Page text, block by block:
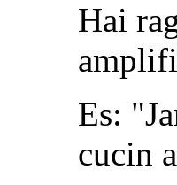
Hai
Es:
cucin